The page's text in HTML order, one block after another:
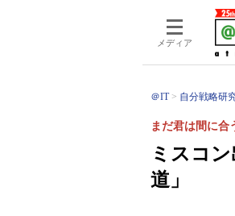
メディア
＠IT 自分戦略研
ミスコ
道」
まだ君は間に合